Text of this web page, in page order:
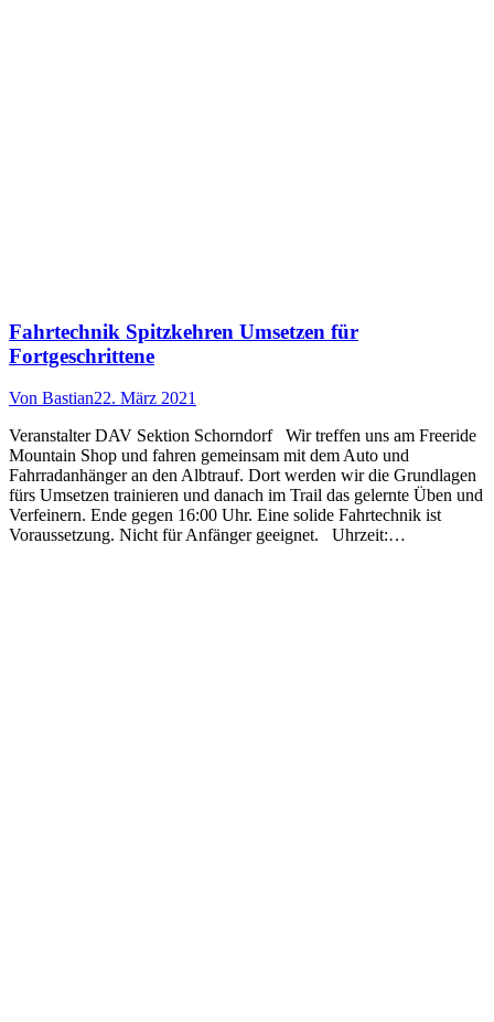
Fahrtechnik Spitzkehren Umsetzen für
Fortgeschrittene
Von Bastian22. März 2021
Veranstalter DAV Sektion Schorndorf Wir treffen uns am Freeride
Mountain Shop und fahren gemeinsam mit dem Auto und
Fahrradanhänger an den Albtrauf. Dort werden wir die Grundlagen
fürs Umsetzen trainieren und danach im Trail das gelernte Üben und
Verfeinern. Ende gegen 16:00 Uhr. Eine solide Fahrtechnik ist
Voraussetzung. Nicht für Anfänger geeignet. Uhrzeit:…